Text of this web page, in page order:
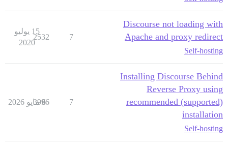
Discourse not loading with
Apache and proxy redirect
Self-hosting
7
2532
15 يوليو
2020
Installing Discourse Behind
Reverse Proxy using
recommended (supported)
installation
Self-hosting
7
3996
6 مايو 2026